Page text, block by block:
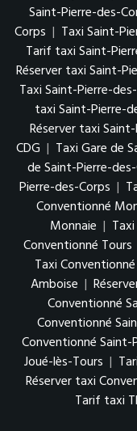
Saint-Pierre-des-
Corps | Taxi Saint-
Tarif taxi Saint-
Réserver taxi Saint-
Taxi Saint-Pierre-
taxi Saint-Pierre-
Réserver taxi
CDG | Taxi Gare de
de Saint-Pierre-
Pierre-des-Corps |
Conventionné
Monnaie |
Conventionné Tours
Taxi
Amboise |
Conventionné
Conventionné
Conventionné Saint-
Joué-lès-Tours |
Réserver taxi
Tarif taxi